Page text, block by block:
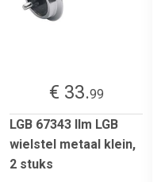
€ 33.99
LGB 67343 IIm LGB
wielstel metaal klein,
2 stuks